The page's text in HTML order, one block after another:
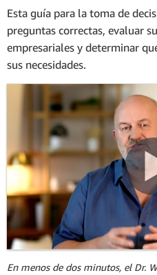
Esta guía para la toma de
preguntas correctas, evaluar
empresariales y determinar
sus necesidades.
En menos de dos minutos, el Dr.